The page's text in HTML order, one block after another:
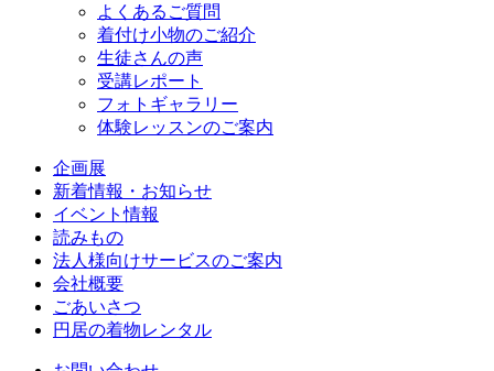
よくあるご質問
着付け小物のご紹介
生徒さんの声
受講レポート
フォトギャラリー
体験レッスンのご案内
企画展
新着情報・お知らせ
イベント情報
読みもの
法人様向けサービスのご案内
会社概要
ごあいさつ
円居の着物レンタル